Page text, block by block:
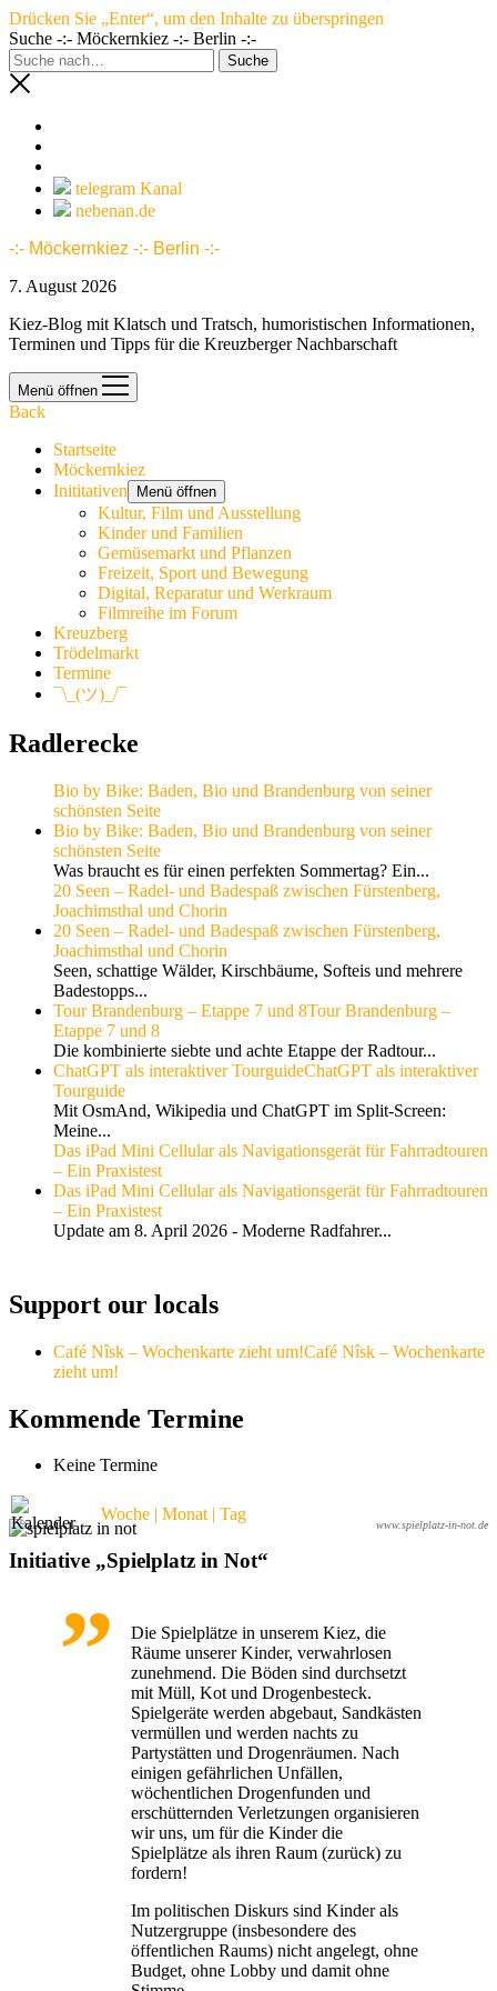
Drücken Sie „Enter“, um den Inhalte zu überspringen
Suche -:- Möckernkiez -:- Berlin -:-
telegram Kanal
nebenan.de
-:- Möckernkiez -:- Berlin -:-
7. August 2026
Kiez-Blog mit Klatsch und Tratsch, humoristischen Informationen,
Terminen und Tipps für die Kreuzberger Nachbarschaft
Menü öffnen
Back
Startseite
Möckernkiez
Inititativen
Menü öffnen
Kultur, Film und Ausstellung
Kinder und Familien
Gemüsemarkt und Pflanzen
Freizeit, Sport und Bewegung
Digital, Reparatur und Werkraum
Filmreihe im Forum
Kreuzberg
Trödelmarkt
Termine
¯\_(ツ)_/¯
Radlerecke
Bio by Bike: Baden, Bio und Brandenburg von seiner
schönsten Seite
Bio by Bike: Baden, Bio und Brandenburg von seiner
schönsten Seite
Was braucht es für einen perfekten Sommertag? Ein...
20 Seen – Radel- und Badespaß zwischen Fürstenberg,
Joachimsthal und Chorin
20 Seen – Radel- und Badespaß zwischen Fürstenberg,
Joachimsthal und Chorin
Seen, schattige Wälder, Kirschbäume, Softeis und mehrere
Badestopps...
Tour Brandenburg – Etappe 7 und 8Tour Brandenburg –
Etappe 7 und 8
Die kombinierte siebte und achte Etappe der Radtour...
ChatGPT als interaktiver TourguideChatGPT als interaktiver
Tourguide
Mit OsmAnd, Wikipedia und ChatGPT im Split-Screen:
Meine...
Das iPad Mini Cellular als Navigationsgerät für Fahrradtouren
– Ein Praxistest
Das iPad Mini Cellular als Navigationsgerät für Fahrradtouren
– Ein Praxistest
Update am 8. April 2026 - Moderne Radfahrer...
Support our locals
Café Nîsk – Wochenkarte zieht um!Café Nîsk – Wochenkarte
zieht um!
Kommende Termine
Keine Termine
Woche | Monat | Tag
www.spielplatz-in-not.de
Initiative „Spielplatz in Not“
Die Spielplätze in unserem Kiez, die
Räume unserer Kinder, verwahrlosen
zunehmend. Die Böden sind durchsetzt
mit Müll, Kot und Drogenbesteck.
Spielgeräte werden abgebaut, Sandkästen
vermüllen und werden nachts zu
Partystätten und Drogenräumen. Nach
einigen gefährlichen Unfällen,
wöchentlichen Drogenfunden und
erschütternden Verletzungen organisieren
wir uns, um für die Kinder die
Spielplätze als ihren Raum (zurück) zu
fordern!
Im politischen Diskurs sind Kinder als
Nutzergruppe (insbesondere des
öffentlichen Raums) nicht angelegt, ohne
Budget, ohne Lobby und damit ohne